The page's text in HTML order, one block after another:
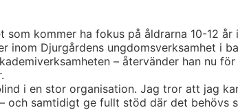
kommer ha fokus på åldrarna 10-12 år
inom Djurgårdens ungdomsverksamhet i
– återvänder han nu
i en stor organisation. Jag tror att jag
och samtidigt ge fullt stöd där det behövs